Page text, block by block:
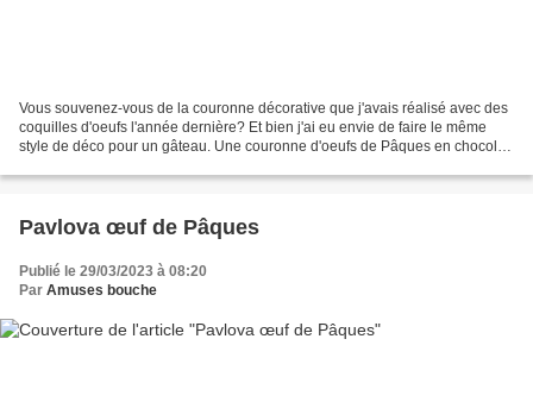
Vous souvenez-vous de la couronne décorative que j'avais réalisé avec des
coquilles d'oeufs l'année dernière? Et bien j'ai eu envie de faire le même
style de déco pour un gâteau. Une couronne d'oeufs de Pâques en chocolat
Pavlova œuf de Pâques
Publié le 29/03/2023 à 08:20
Par Amuses bouche